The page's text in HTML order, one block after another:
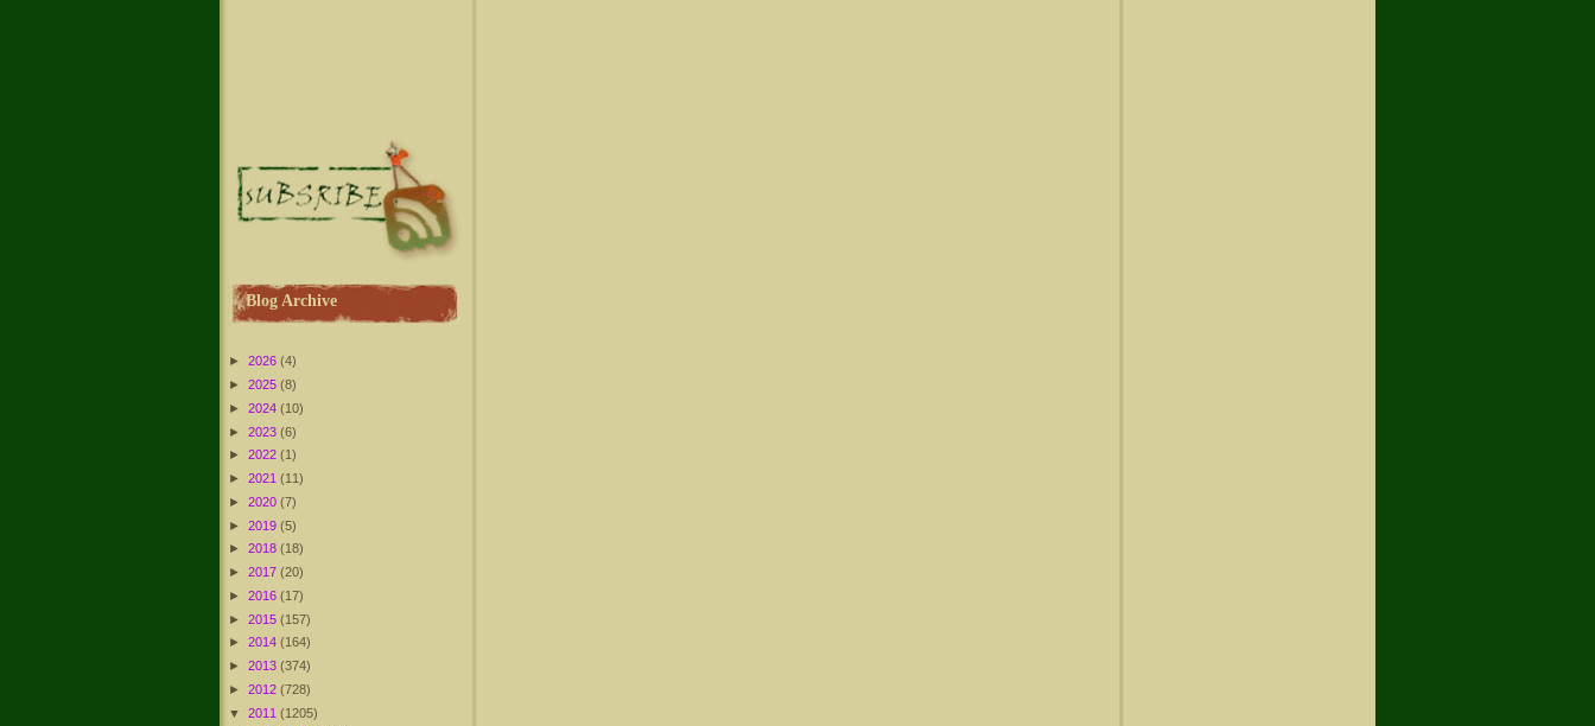
Blog Archive
► 2026 (4)
► 2025 (8)
► 2024 (10)
► 2023 (6)
► 2022 (1)
► 2021 (11)
► 2020 (7)
► 2019 (5)
► 2018 (18)
► 2017 (20)
► 2016 (17)
► 2015 (157)
► 2014 (164)
► 2013 (374)
► 2012 (728)
▼
2011 (1205)